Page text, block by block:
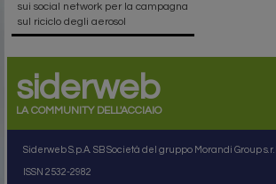
sui social network per la campagna
sul riciclo degli aerosol
siderweb
LA COMMUNITY DELL'ACCIAIO
Siderweb S.p.A. SB Società del gruppo Morandi Group s.r.l.
ISSN 2532-2982